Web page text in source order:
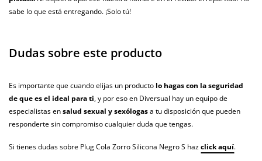
sabe lo que está entregando. ¡Solo tú!
Dudas sobre este producto
Es importante que cuando elijas un producto lo hagas con la seguridad
de que es el ideal para ti, y por eso en Diversual hay un equipo de
especialistas ensalud sexual y sexólogasa tu disposición que pueden
responderte sin compromiso cualquier duda que tengas.
Si tienes dudas sobre Plug Cola Zorro Silicona Negro S hazclick aquí.